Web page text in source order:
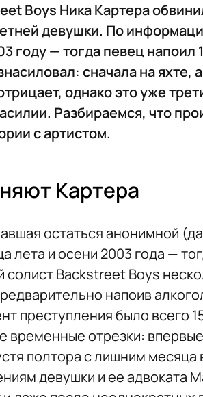
Boys Ника Картера
девушки. По
году — тогда певец
сначала на яхте,
однако это уже
Разбираемся, что
с артистом.
Картера
остаться анонимной
лета и осени 2003 года —
солист Backstreet Boys
напоив
преступления было всего
временные отрезки:
полтора с лишним месяца
девушки и ее адвоката